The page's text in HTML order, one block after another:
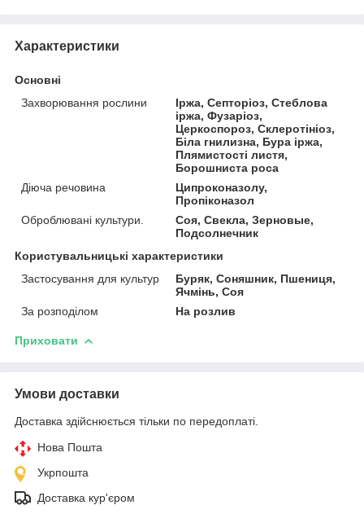
Характеристики
Основні
Захворювання рослини
Іржа, Септоріоз, Стеблова
іржа, Фузаріоз,
Церкоспороз, Склеротініоз,
Біла гнилизна, Бура іржа,
Плямистості листя,
Борошниста роса
Діюча речовина
Ципроконазолу,
Пропіконазол
Оброблювані культури.
Соя, Свекла, Зерновые,
Подсолнечник
Користувальницькі характеристики
Застосування для культур
Буряк, Соняшник, Пшениця,
Ячмінь, Соя
За розподілом
На розлив
Приховати
Умови доставки
Доставка здійснюється тільки по передоплаті.
Нова Пошта
Укрпошта
Доставка кур'єром